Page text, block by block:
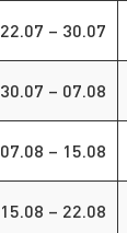
22.07 – 30.07
30.07 – 07.08
07.08 – 15.08
15.08 – 22.08